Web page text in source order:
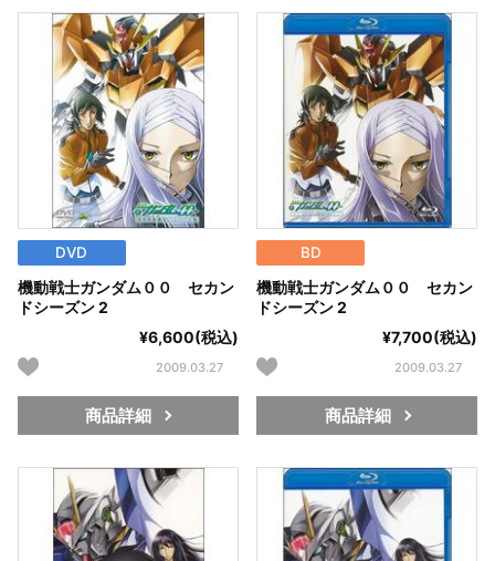
DVD
機動戦士ガンダム００ セカン
ドシーズン 2
¥6,600(税込)
2009.03.27
商品詳細
BD
機動戦士ガンダム００ セカン
ドシーズン 2
¥7,700(税込)
2009.03.27
商品詳細